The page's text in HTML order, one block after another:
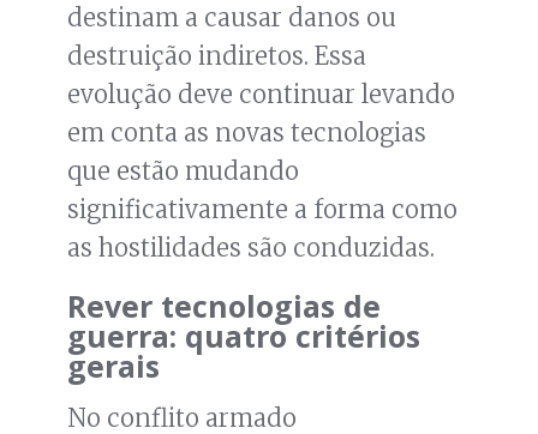
destinam a causar danos ou
destruição indiretos. Essa
evolução deve continuar levando
em conta as novas tecnologias
que estão mudando
significativamente a forma como
as hostilidades são conduzidas.
Rever tecnologias de
guerra: quatro critérios
gerais
No conflito armado